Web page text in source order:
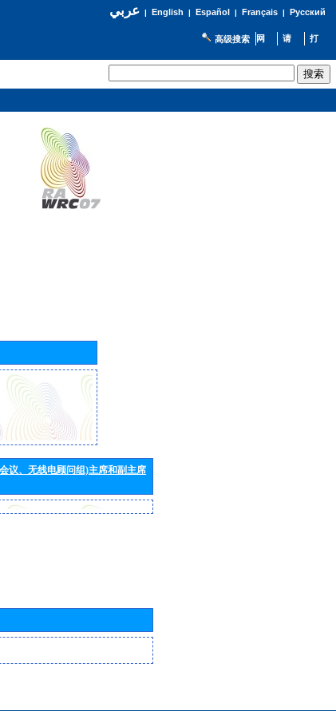
عربي| English | Español | Français| Русский
高级搜索
议、无线电顾问组)主席和副主席